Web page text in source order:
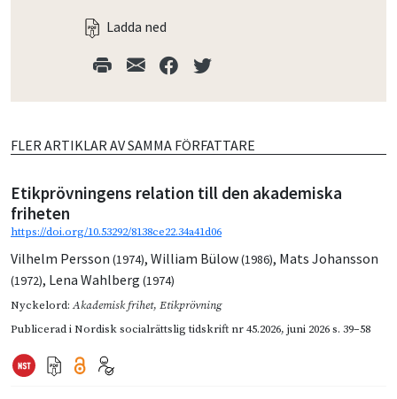
Ladda ned
FLER ARTIKLAR AV SAMMA FÖRFATTARE
Etikprövningens relation till den akademiska
friheten
https://doi.org/10.53292/8138ce22.34a41d06
Vilhelm Persson (1974), William Bülow(1986), Mats Johansson
(1972), Lena Wahlberg (1974)
Nyckelord:Akademisk frihet, Etikprövning
Publicerad iNordisk socialrättslig tidskrift nr 45.2026, juni 2026s. 39–58